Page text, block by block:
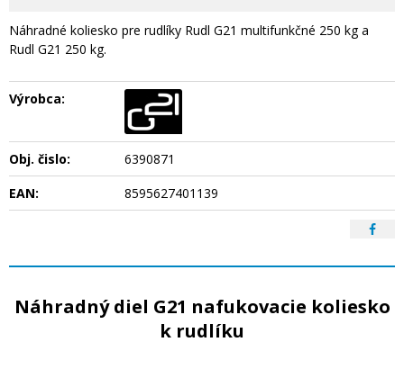
Náhradné koliesko pre rudlíky Rudl G21 multifunkčné 250 kg a
Rudl G21 250 kg.
Výrobca:
Obj. čislo:
6390871
EAN:
8595627401139
Náhradný diel G21 nafukovacie koliesko
k rudlíku